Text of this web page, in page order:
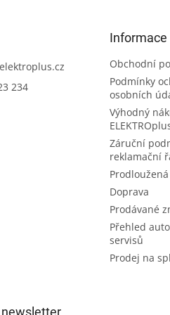
elektroplus.cz
234
Informace
Obchodní
Podmínky
osobních
Výhodný
Záruční
reklamační
Doprava
Prodávané
Přehled
servisů
Prodej na